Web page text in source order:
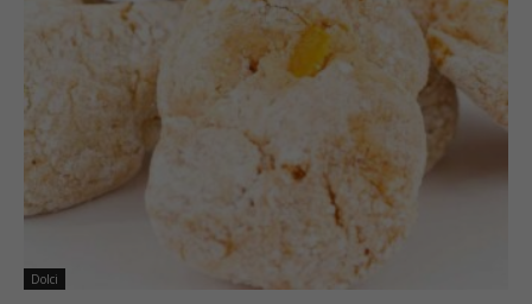
Dolci